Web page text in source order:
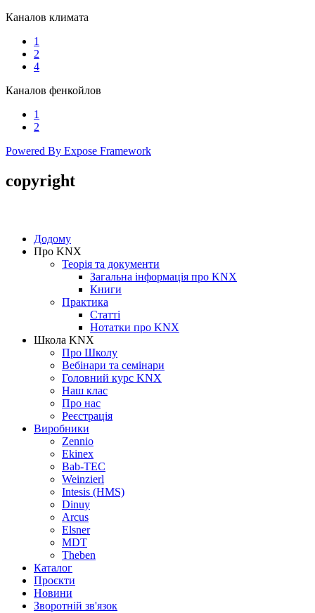
Каналов климата
1
2
4
Каналов фенкойлов
1
2
Powered By Expose Framework
copyright
Додому
Про KNX
Теорія та документи
Загальна інформація про KNX
Книги
Практика
Статті
Нотатки про KNХ
Школа KNX
Про Школу
Вебінари та семінари
Головний курс KNX
Наш клас
Про нас
Реєстрація
Виробники
Zennio
Ekinex
Bab-TEC
Weinzierl
Intesis (HMS)
Dinuy
Arcus
Elsner
MDT
Theben
Каталог
Проєкти
Новини
Зворотній зв'язок